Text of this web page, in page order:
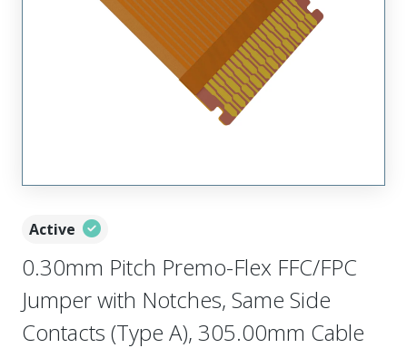
Active
0.30mm Pitch Premo-Flex FFC/FPC
Jumper with Notches, Same Side
Contacts (Type A), 305.00mm Cable